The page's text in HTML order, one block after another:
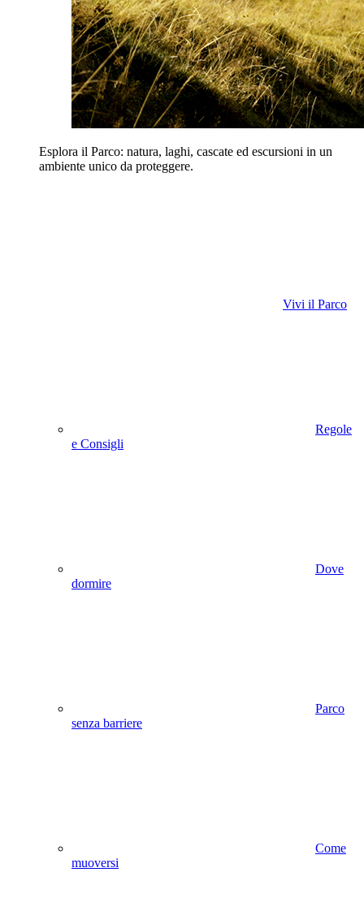
Esplora il Parco: natura, laghi, cascate ed escursioni in un
ambiente unico da proteggere.
Vivi il Parco
Regole
e Consigli
Dove
dormire
Parco
senza barriere
Come
muoversi